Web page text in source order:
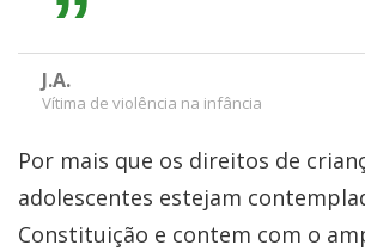
J.A.
Vítima de violência na infância
Por mais que os direitos de
adolescentes estejam
Constituição e contem com o